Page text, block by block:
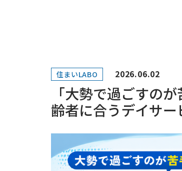
住まいLABO 2026.06.02
「大勢で過ごすの
齢者に合うデイサ